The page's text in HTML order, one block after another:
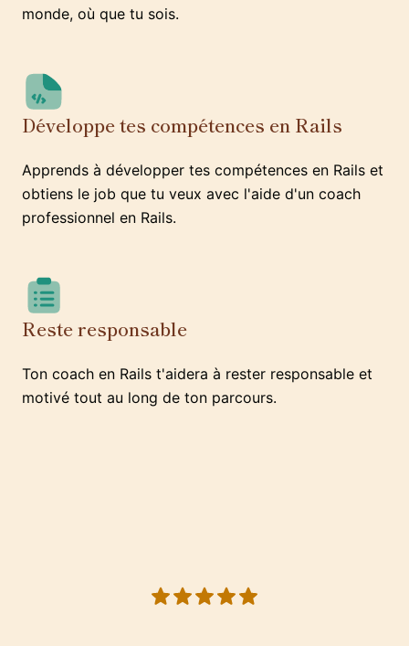
monde, où que tu sois.
Développe tes compétences en Rails
Apprends à développer tes compétences en Rails et
obtiens le job que tu veux avec l'aide d'un coach
professionnel en Rails.
Reste responsable
Ton coach en Rails t'aidera à rester responsable et
motivé tout au long de ton parcours.